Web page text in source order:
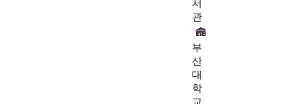
서
관
부
산
대
학
교